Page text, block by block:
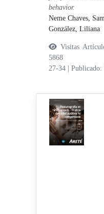
behavior.
Neme Chaves,
González, Liliana
Visitas
5868
27-34
|Publicado: